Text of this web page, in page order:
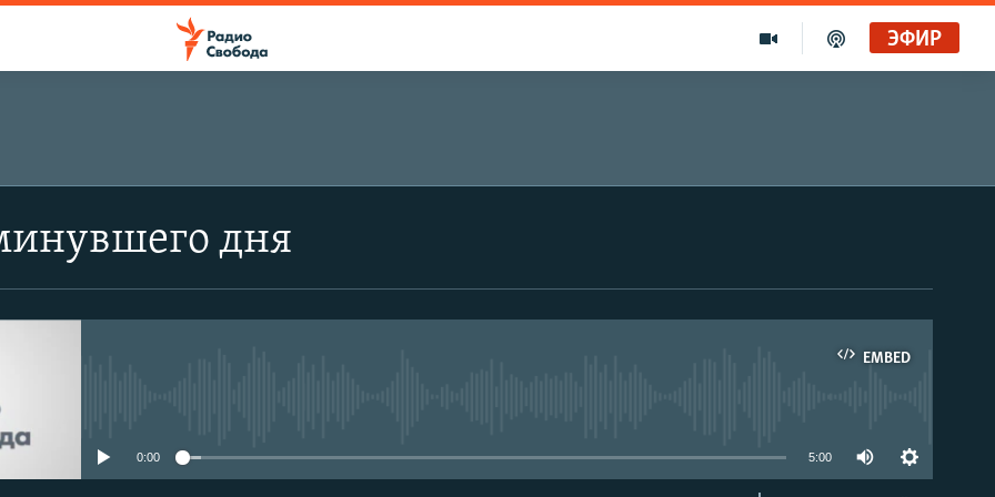
ЭФИР
дня
EMBED
0:00 5:00